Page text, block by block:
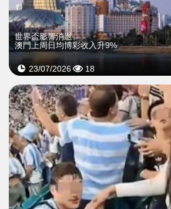
世界盃影響消退
澳門上周日均博彩收入升9%
23/07/2026 18